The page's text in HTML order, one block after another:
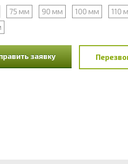
75 мм 90 мм 100 мм 110
заявку